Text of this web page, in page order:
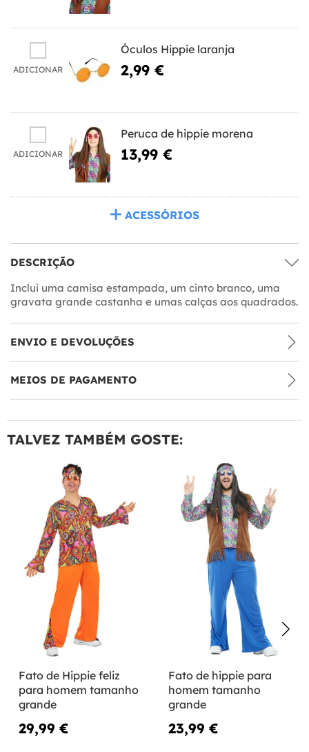
ADICIONAR
Óculos Hippie laranja
2,99 €
ADICIONAR
Peruca de hippie morena
13,99 €
ACESSÓRIOS
DESCRIÇÃO
Inclui uma camisa estampada, um cinto branco, uma
gravata grande castanha e umas calças aos quadrados.
ENVIO E DEVOLUÇÕES
MEIOS DE PAGAMENTO
TALVEZ TAMBÉM GOSTE:
Fato de Hippie feliz
para homem tamanho
grande
29,99 €
Fato de hippie para
homem tamanho
grande
23,99 €